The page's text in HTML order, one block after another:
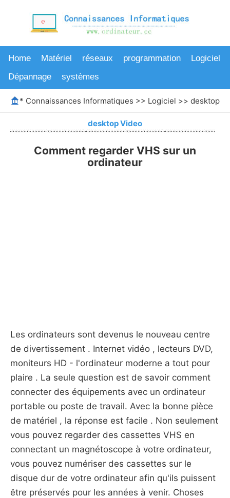
Home Matériel réseaux programmation
Logiciel
Dépannage
systèmes
* Connaissances Informatiques >> Logiciel >> desktop
desktop Video
Comment regarder VHS sur un
ordinateur
Les ordinateurs sont devenus le nouveau centre
de divertissement . Internet vidéo , lecteurs DVD,
moniteurs HD - l'ordinateur moderne a tout pour
plaire . La seule question est de savoir comment
connecter des équipements avec un ordinateur
portable ou poste de travail. Avec la bonne pièce
de matériel , la réponse est facile . Non seulement
vous pouvez regarder des cassettes VHS en
connectant un magnétoscope à votre ordinateur,
vous pouvez numériser des cassettes sur le
disque dur de votre ordinateur afin qu'ils puissent
être préservés pour les années à venir. Choses